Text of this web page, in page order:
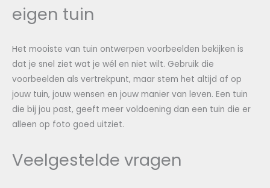
eigen tuin
Het mooiste van tuin ontwerpen voorbeelden bekijken is
dat je snel ziet wat je wél en niet wilt. Gebruik die
voorbeelden als vertrekpunt, maar stem het altijd af op
jouw tuin, jouw wensen en jouw manier van leven. Een tuin
die bij jou past, geeft meer voldoening dan een tuin die er
alleen op foto goed uitziet.
Veelgestelde vragen